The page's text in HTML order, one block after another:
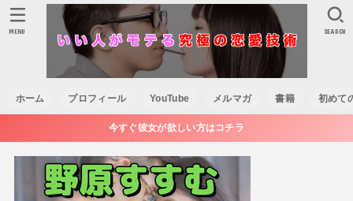
ホーム プロフィール YouTube メルマガ 書籍 初めて
SEARCH
MENU
今すぐ彼女が欲しい方はコチラ